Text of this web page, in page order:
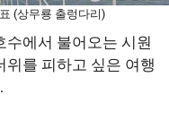
(상무룡 출렁다리)
수에서 불어오는 시원
를 피하고 싶은 여행